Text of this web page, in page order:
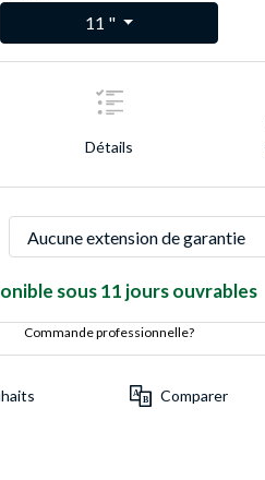
11 "
Détails
sous 11 jours ouvrables
Commande professionnelle?
Comparer